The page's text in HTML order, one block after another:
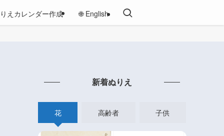
えカレンダー作成 🌐 English
新着ぬりえ
花 高齢者 子供